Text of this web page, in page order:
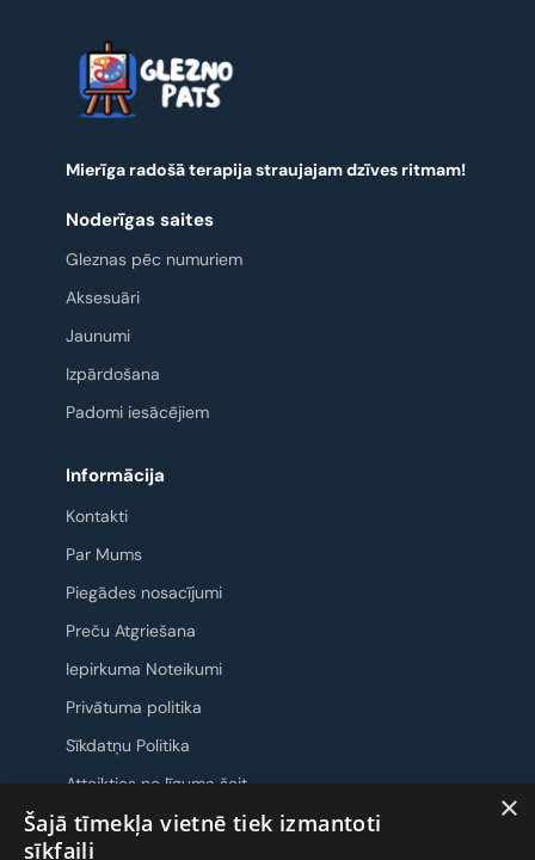
Mierīga radošā terapija straujajam dzīves ritmam!
Noderīgas saites
Gleznas pēc numuriem
Aksesuāri
Jaunumi
Izpārdošana
Padomi iesācējiem
Informācija
Kontakti
Par Mums
Piegādes nosacījumi
Preču Atgriešana
Iepirkuma Noteikumi
Privātuma politika
Sīkdatņu Politika
Atteikties no līguma šeit
Sazināsimies
×
Šajā tīmekļa vietnē tiek izmantoti
sīkfaili